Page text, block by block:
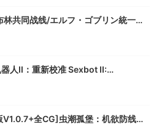
or head out into the
over a dozen unique wild
人II：重新校准 Sexbot II:
全CG]虫潮孤堡：机欲防线